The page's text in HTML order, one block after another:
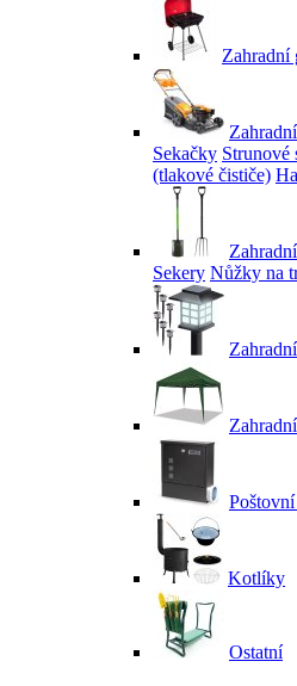
Zahradní
Sekačky Strunové
(tlakové čističe)
Sekery Nůžky na
Kotlíky
Ostatní